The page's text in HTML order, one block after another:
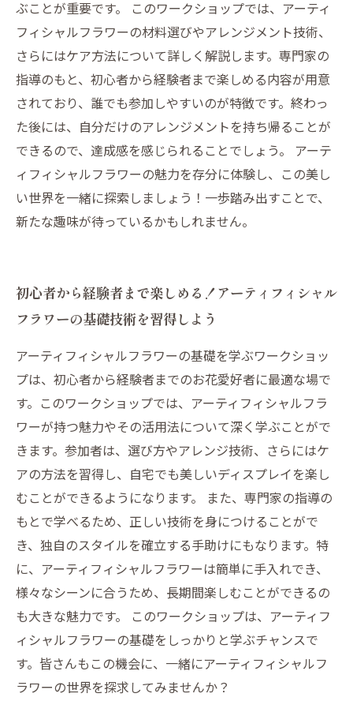
ぶことが重要です。 このワークショップでは、アーティ
フィシャルフラワーの材料選びやアレンジメント技術、
さらにはケア方法について詳しく解説します。専門家の
指導のもと、初心者から経験者まで楽しめる内容が用意
されており、誰でも参加しやすいのが特徴です。終わっ
た後には、自分だけのアレンジメントを持ち帰ることが
できるので、達成感を感じられることでしょう。 アーテ
ィフィシャルフラワーの魅力を存分に体験し、この美し
い世界を一緒に探索しましょう！一歩踏み出すことで、
新たな趣味が待っているかもしれません。
初心者から経験者まで楽しめる！アーティフィシャル
フラワーの基礎技術を習得しよう
アーティフィシャルフラワーの基礎を学ぶワークショッ
プは、初心者から経験者までのお花愛好者に最適な場で
す。このワークショップでは、アーティフィシャルフラ
ワーが持つ魅力やその活用法について深く学ぶことがで
きます。参加者は、選び方やアレンジ技術、さらにはケ
アの方法を習得し、自宅でも美しいディスプレイを楽し
むことができるようになります。 また、専門家の指導の
もとで学べるため、正しい技術を身につけることがで
き、独自のスタイルを確立する手助けにもなります。特
に、アーティフィシャルフラワーは簡単に手入れでき、
様々なシーンに合うため、長期間楽しむことができるの
も大きな魅力です。 このワークショップは、アーティフ
ィシャルフラワーの基礎をしっかりと学ぶチャンスで
す。皆さんもこの機会に、一緒にアーティフィシャルフ
ラワーの世界を探求してみませんか？